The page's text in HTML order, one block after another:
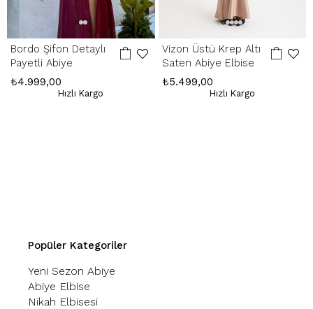
Bordo Şifon Detaylı
Payetli Abiye
₺4.999,00
Hızlı Kargo
Vizon Üstü Krep Altı
Saten Abiye Elbise
₺5.499,00
Hızlı Kargo
Popüler Kategoriler
Yeni Sezon Abiye
Abiye Elbise
Nikah Elbisesi